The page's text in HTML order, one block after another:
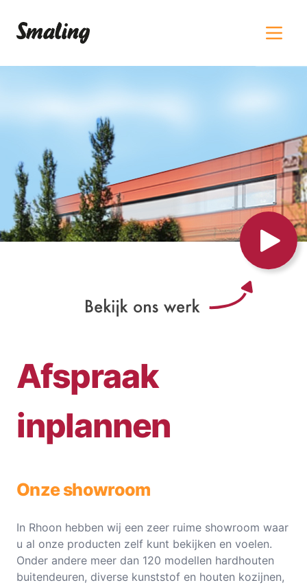
Afspraak
inplannen
Onze showroom
In Rhoon hebben wij een zeer ruime showroom waar
u al onze producten zelf kunt bekijken en voelen.
Onder andere meer dan 120 modellen hardhouten
buitendeuren, diverse kunststof en houten kozijnen,